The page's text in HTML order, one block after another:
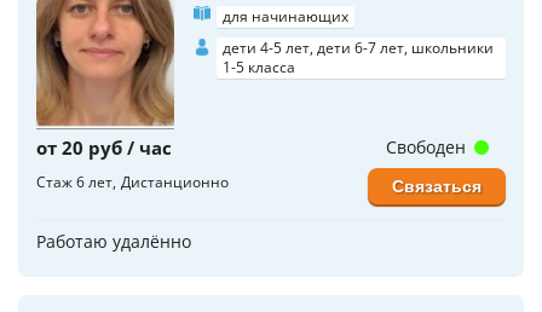
для начинающих
дети 4-5 лет, дети 6-7 лет, школьники
1-5 класса
от 20 руб / час
Стаж 6 лет Дистанционно
Работаю удалённо
Свободен
Связаться